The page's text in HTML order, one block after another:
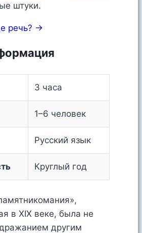
штуки.
речь? →
3 часа
1–6 человек
Русский язык
Круглый год
в XIX веке, была не
другим